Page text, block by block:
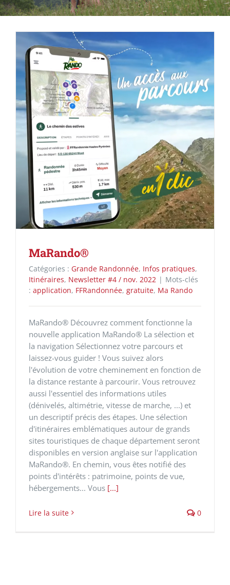
MaRando®
Catégories : Grande Randonnée, Infos pratiques,
Itinéraires, Newsletter #4 / nov. 2022 | Mots-clés
: application, FFRandonnée, gratuite, Ma Rando
MaRando® Découvrez comment fonctionne la
nouvelle application MaRando® La sélection et
la navigation Sélectionnez votre parcours et
laissez-vous guider ! Vous suivez alors
l'évolution de votre cheminement en fonction de
la distance restante à parcourir. Vous retrouvez
aussi l'essentiel des informations utiles
(dénivelés, altimétrie, vitesse de marche, ...) et
un descriptif précis des étapes. Une sélection
d'itinéraires emblématiques autour de grands
sites touristiques de chaque département seront
disponibles en version anglaise sur l'application
MaRando®. En chemin, vous êtes notifié des
points d'intérêts : patrimoine, points de vue,
hébergements... Vous [...]
Lire la suite 0